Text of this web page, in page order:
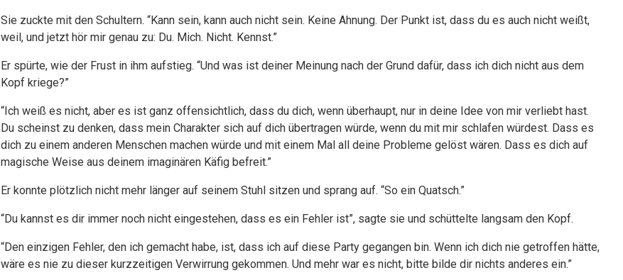
Sie zuckte mit den Schultern. “Kann sein, kann auch nicht sein. Keine Ahnung. Der Punkt ist, dass du es auch nicht weißt,
weil, und jetzt hör mir genau zu: Du. Mich. Nicht. Kennst.”
Er spürte, wie der Frust in ihm aufstieg. “Und was ist deiner Meinung nach der Grund dafür, dass ich dich nicht aus dem
Kopf kriege?”
“Ich weiß es nicht, aber es ist ganz offensichtlich, dass du dich, wenn überhaupt, nur in deine Idee von mir verliebt hast.
Du scheinst zu denken, dass mein Charakter sich auf dich übertragen würde, wenn du mit mir schlafen würdest. Dass es
dich zu einem anderen Menschen machen würde und mit einem Mal all deine Probleme gelöst wären. Dass es dich auf
magische Weise aus deinem imaginären Käfig befreit.”
Er konnte plötzlich nicht mehr länger auf seinem Stuhl sitzen und sprang auf. “So ein Quatsch.”
“Du kannst es dir immer noch nicht eingestehen, dass es ein Fehler ist”, sagte sie und schüttelte langsam den Kopf.
“Den einzigen Fehler, den ich gemacht habe, ist, dass ich auf diese Party gegangen bin. Wenn ich dich nie getroffen hätte,
wäre es nie zu dieser kurzzeitigen Verwirrung gekommen. Und mehr war es nicht, bitte bilde dir nichts anderes ein.”